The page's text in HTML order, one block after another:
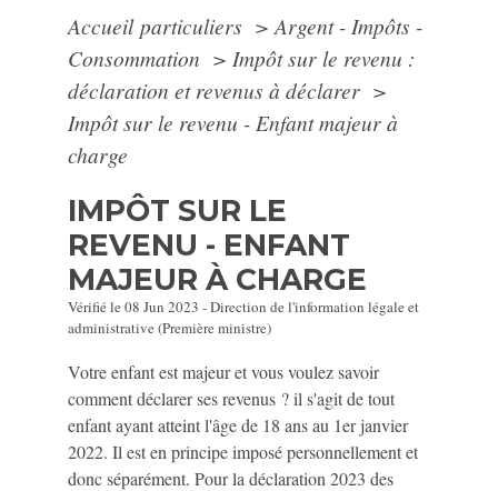
Accueil particuliers > Argent - Impôts -
Consommation > Impôt sur le revenu :
déclaration et revenus à déclarer >
Impôt sur le revenu - Enfant majeur à
charge
IMPÔT SUR LE
REVENU - ENFANT
MAJEUR À CHARGE
Vérifié le 08 Jun 2023 - Direction de l'information légale et
administrative (Première ministre)
Votre enfant est majeur et vous voulez savoir
comment déclarer ses revenus ? il s'agit de tout
enfant ayant atteint l'âge de 18 ans au 1erjanvier
2022. Il est en principe imposé personnellement et
donc séparément. Pour la déclaration 2023 des